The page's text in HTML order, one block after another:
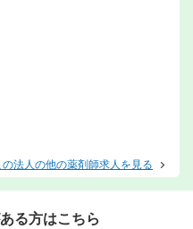
の法人の他の薬剤師求人を見る
る方はこちら